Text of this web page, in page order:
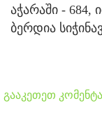
აჭარაში - 684,
ბერდია
გააკეთეთ